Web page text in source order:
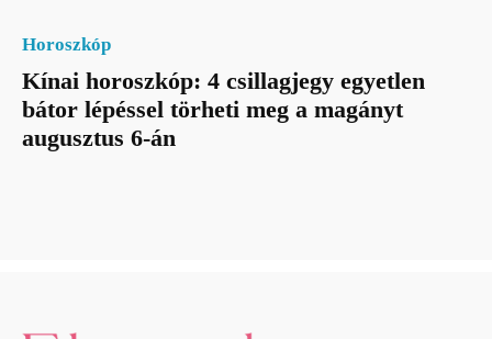
Horoszkóp
Kínai horoszkóp: 4 csillagjegy egyetlen
bátor lépéssel törheti meg a magányt
augusztus 6-án